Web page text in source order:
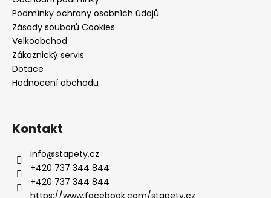
Podmínky ochrany osobních údajů
Zásady souborů Cookies
Velkoobchod
Zákaznický servis
Dotace
Hodnocení obchodu
Kontakt
info@stapety.cz
+420 737 344 844
+420 737 344 844
https://www.facebook.com/stapety.cz